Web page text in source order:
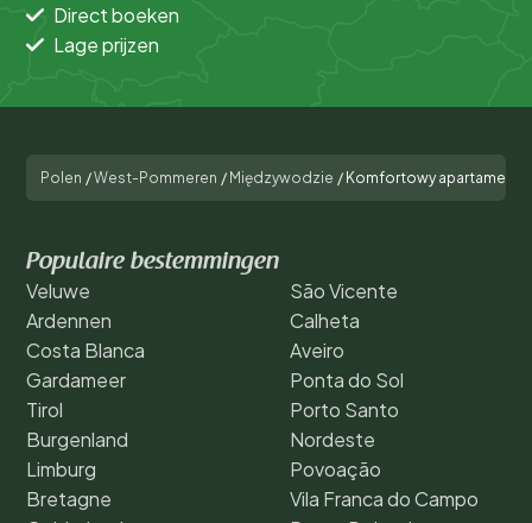
Direct boeken
Lage prijzen
Polen /West-Pommeren / Międzywodzie / Komfortowy apartament
Populaire bestemmingen
Veluwe
Ardennen
Costa Blanca
Gardameer
Tirol
Burgenland
Limburg
Bretagne
São Vicente
Calheta
Aveiro
Ponta do Sol
Porto Santo
Nordeste
Povoação
Vila Franca do Campo